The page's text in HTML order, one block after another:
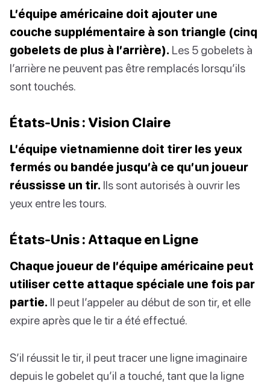
L’équipe américaine doit ajouter une
couche supplémentaire à son triangle (cinq
gobelets de plus à l’arrière). Les 5 gobelets à
l’arrière ne peuvent pas être remplacés lorsqu’ils
sont touchés.
États-Unis : Vision Claire
L’équipe vietnamienne doit tirer les yeux
fermés ou bandée jusqu’à ce qu’un joueur
réussisse un tir. Ils sont autorisés à ouvrir les
yeux entre les tours.
États-Unis : Attaque en Ligne
Chaque joueur de l’équipe américaine peut
utiliser cette attaque spéciale une fois par
partie. Il peut l’appeler au début de son tir, et elle
expire après que le tir a été effectué.
S’il réussit le tir, il peut tracer une ligne imaginaire
depuis le gobelet qu’il a touché, tant que la ligne